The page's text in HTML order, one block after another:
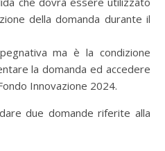
della domanda durante il
ma è la condizione
la domanda ed accedere
Innovazione 2024.
due domande riferite alla